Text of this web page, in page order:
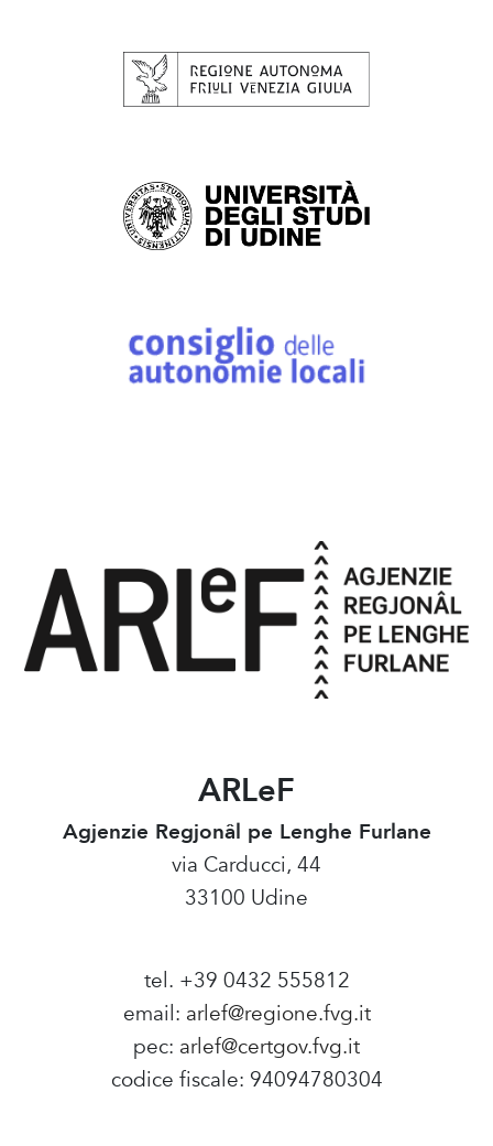
ARLeF
Agjenzie Regjonâl pe Lenghe Furlane
via Carducci, 44
33100 Udine
tel. +39 0432 555812
email: arlef@regione.fvg.it
pec: arlef@certgov.fvg.it
codice fiscale: 94094780304